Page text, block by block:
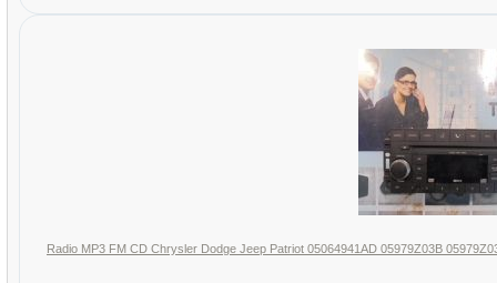
Radio MP3 FM CD Chrysler Dodge Jeep Patriot 05064941AD 05979Z03B